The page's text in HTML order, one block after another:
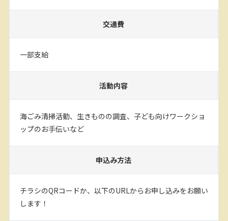
交通費
一部支給
活動内容
海ごみ清掃活動、生きものの調査、子ども向けワークショ
ップのお手伝いなど
申込み方法
チラシのQRコードか、以下のURLからお申し込みをお願い
します！